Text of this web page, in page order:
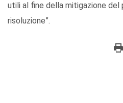
utili al fine della mitigazione del
risoluzione”.